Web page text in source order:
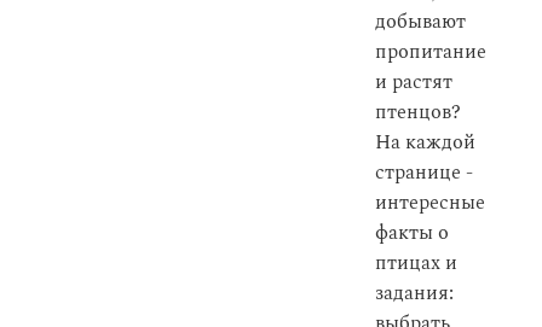
добывают
пропитание
и растят
птенцов?
На каждой
странице -
интересные
факты о
птицах и
задания: